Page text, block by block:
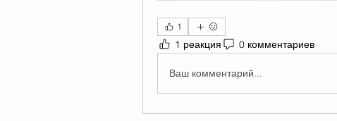
1
1 реакция 0 комментариев
Ваш комментарий...